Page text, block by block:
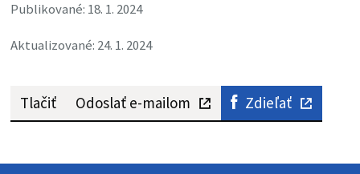
Publikované: 18. 1. 2024
Aktualizované: 24. 1. 2024
Tlačiť Odoslať e-mailom Zdieľať